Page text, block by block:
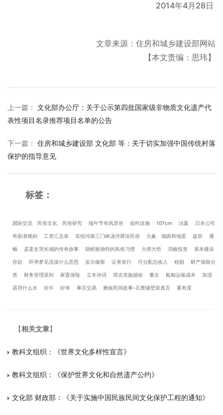
2014年4月28日
文章来源：住房和城乡建设部网站
【本文责编：思玮】
上一篇 ： 文化部办公厅：关于公示第四批国家级非物质文化遗产代
表性项目名录推荐项目名单的公告
下一篇 ： 住房和城乡建设部 文化部 等：关于切实加强中国传统村落
保护的指导意见
标签：
国际交流 民俗文化 民俗研究 端午节奇风异俗 临时设施 107cm 法案 日本公司
奇葩潜规则 工资汇总表 实拍河南三门峡汤河裸浴民俗 大象、烟囱和地蛋 盗窃 通
畅 孟姜女哭长城的传奇故事 朝鲜族独特的风俗习惯 大彻大悟 消极投资 基本建设
存款 怀孕梦见洗澡什么意思 皮尔修斯 证券发行 可分配总收入 校园 财产保险分
类 财务管理原则 家畜保险 立冬诗词 塔吉克族婚俗 董生 船舶运输成本 加湿
器用什么水 吹牛 好奇 事后交易 彝族民间故事-石窝铺壁留真言 要有度
【相关文章】
教科文组织：《世界文化多样性宣言》
教科文组织：《保护世界文化和自然遗产公约》
文化部 财政部：《关于实施中国民族民间文化保护工程的通知》